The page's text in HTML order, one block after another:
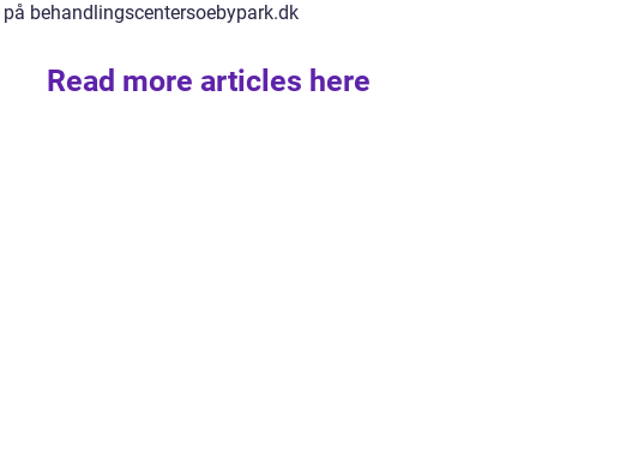
på behandlingscentersoebypark.dk
Read more articles here